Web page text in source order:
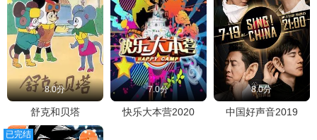
8.0分
舒克和贝塔
7.0分
快乐大本营2020
8.0分
中国好声音2019
已完结